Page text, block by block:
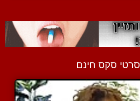
סרטי סקס חינם